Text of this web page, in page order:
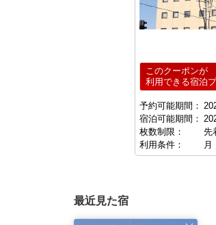
このクーポンが
利用できる宿泊
予約可能期間：
宿泊可能期間：
枚数制限：
先
利用条件：
月
最近見た宿